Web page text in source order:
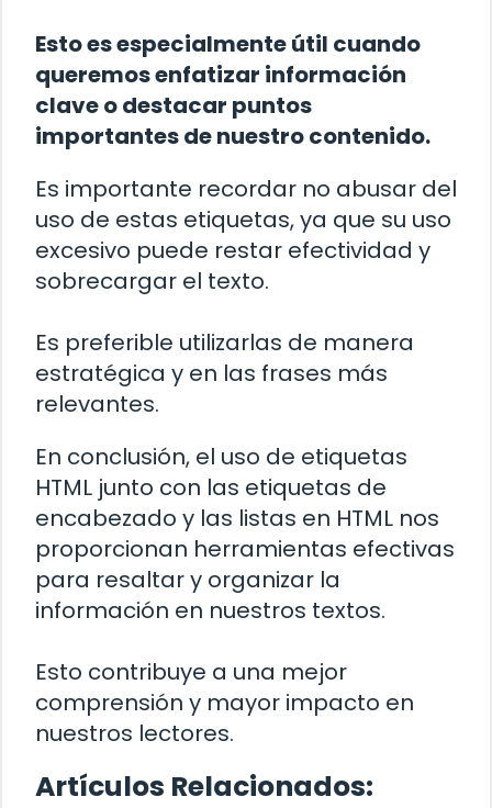
Esto es especialmente útil cuando
queremos enfatizar información
clave o destacar puntos
importantes de nuestro contenido.
Es importante recordar no abusar del
uso de estas etiquetas, ya que su uso
excesivo puede restar efectividad y
sobrecargar el texto.
Es preferible utilizarlas de manera
estratégica y en las frases más
relevantes.
En conclusión, el uso de etiquetas
HTML junto con las etiquetas de
encabezado y las listas en HTML nos
proporcionan herramientas efectivas
para resaltar y organizar la
información en nuestros textos.
Esto contribuye a una mejor
comprensión y mayor impacto en
nuestros lectores.
Artículos Relacionados: